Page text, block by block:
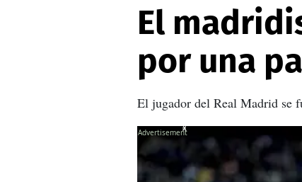
El
por una
El jugador del Real Madrid se
X